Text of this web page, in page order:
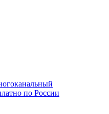
по России